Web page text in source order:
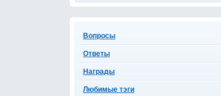
Вопросы
Ответы
Награды
Любимые тэги